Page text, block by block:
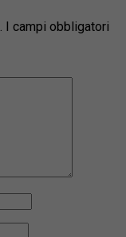
I campi obbligatori